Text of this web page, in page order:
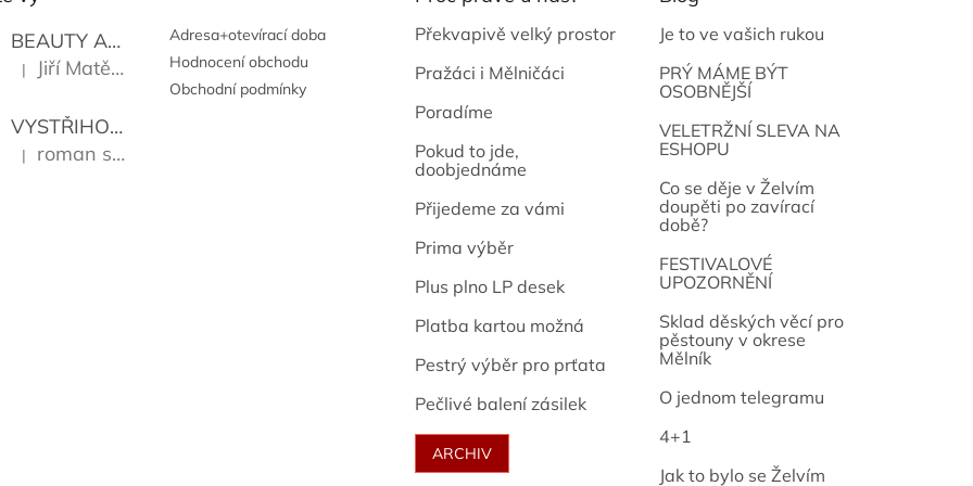
BEAUTY AND THE BEAT
Go Go's
Hodnocení produktu je 5 z 5 hvězdiček.
| Jiří Matějů
VYSTŘIHOVÁNKY - PRAŽSKÉ PAMÁTKY Kropáček Josef
Hodnocení produktu je 5 z 5 hvězdiček.
| roman sekanina
Adresa+otevírací doba
Hodnocení obchodu
Obchodní podmínky
Překvapivě velký prostor
Pražáci i Mělničáci
Poradíme
Pokud to jde,
doobjednáme
Přijedeme za vámi
Prima výběr
Plus plno LP desek
Platba kartou možná
Pestrý výběr pro prťata
Pečlivé balení zásilek
ARCHIV
Je to ve vašich rukou
PRÝ MÁME BÝT
OSOBNĚJŠÍ
VELETRŽNÍ SLEVA NA
ESHOPU
Co se děje v Želvím
doupěti po zavírací
době?
FESTIVALOVÉ
UPOZORNĚNÍ
Sklad děských věcí pro
pěstouny v okrese
Mělník
O jednom telegramu
4+1
Jak to bylo se Želvím